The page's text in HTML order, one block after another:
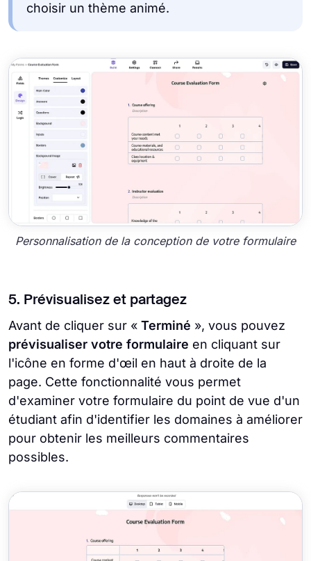
choisir un thème animé.
Personnalisation de la conception de votre formulaire
5. Prévisualisez et partagez
Avant de cliquer sur « Terminé », vous pouvez
prévisualiser votre formulaire en cliquant sur
l'icône en forme d'œil en haut à droite de la
page. Cette fonctionnalité vous permet
d'examiner votre formulaire du point de vue d'un
étudiant afin d'identifier les domaines à améliorer
pour obtenir les meilleurs commentaires
possibles.